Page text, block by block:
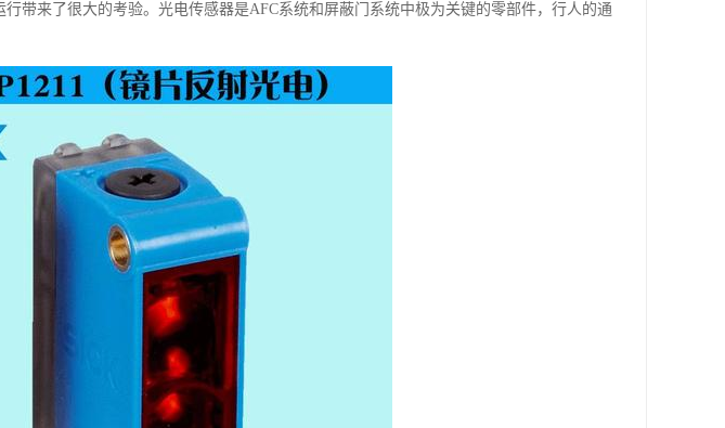
带来了很大的考验。光电传感器是AFC系统和屏蔽门系统中极为关键的零部件，行人的通